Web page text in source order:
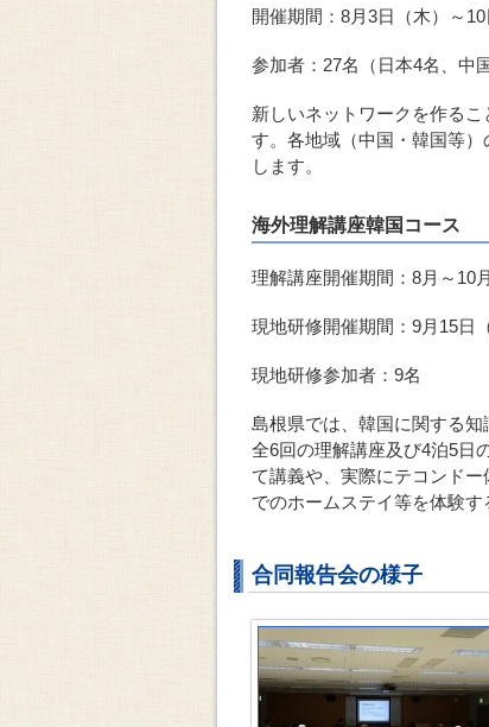
開催期間：8月3日（木）～10
参加者：27名（日本4名、中
新しいネットワークを作る
す。各地域（中国・韓国等
します。
海外理解講座韓国コース
理解講座開催期間：8月～10
現地研修開催期間：9月15日
現地研修参加者：9名
島根県では、韓国に関する知
全6回の理解講座及び4泊5日
て講義や、実際にテコンド
でのホームステイ等を体験す
合同報告会の様子